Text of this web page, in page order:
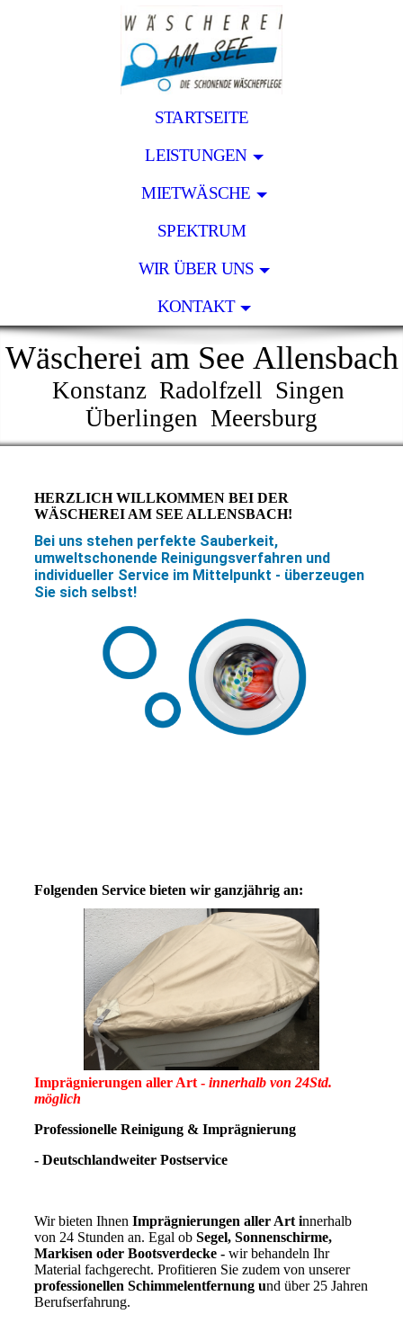
STARTSEITE
LEISTUNGEN
MIETWÄSCHE
SPEKTRUM
WIR ÜBER UNS
KONTAKT
Wäscherei am See Allensbach
Konstanz Radolfzell Singen
Überlingen Meersburg
HERZLICH WILLKOMMEN BEI DER
WÄSCHEREI AM SEE ALLENSBACH!
Bei uns stehen perfekte Sauberkeit,
umweltschonende Reinigungsverfahren und
individueller Service im Mittelpunkt - überzeugen
Sie sich selbst!
Folgenden Service bieten wir ganzjährig an:
Imprägnierungen aller Art - innerhalb von 24Std.
möglich
Professionelle Reinigung & Imprägnierung
- Deutschlandweiter Postservice
Wir bieten Ihnen Imprägnierungen aller Art innerhalb
von 24 Stunden an. Egal obSegel, Sonnenschirme,
Markisen oder Bootsverdecke - wir behandeln Ihr
Material fachgerecht. Profitieren Sie zudem von unserer
professionellen Schimmelentfernung und über 25 Jahren
Berufserfahrung.